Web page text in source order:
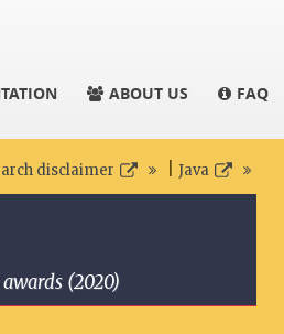
ABOUT US FAQ
disclaimer Java
(2020)